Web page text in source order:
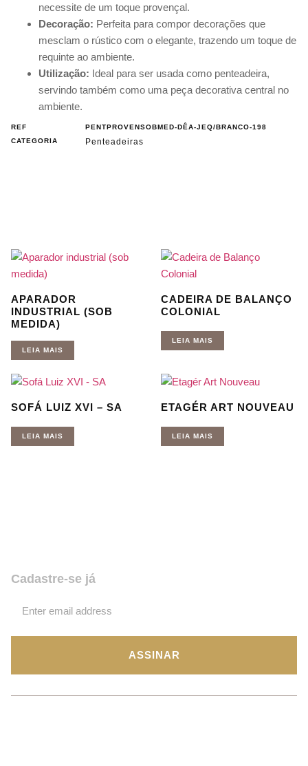
necessite de um toque provençal.
Decoração: Perfeita para compor decorações que
mesclam o rústico com o elegante, trazendo um toque de
requinte ao ambiente.
Utilização: Ideal para ser usada como penteadeira,
servindo também como uma peça decorativa central no
ambiente.
REF
PENTPROVENSOBMED-DÊA-JEQ/BRANCO-198
CATEGORIA
Penteadeiras
APARADOR
INDUSTRIAL (SOB
MEDIDA)
LEIA MAIS
CADEIRA DE BALANÇO
COLONIAL
LEIA MAIS
SOFÁ LUIZ XVI – SA
LEIA MAIS
ETAGÉR ART NOUVEAU
LEIA MAIS
Cadastre-se já
ASSINAR